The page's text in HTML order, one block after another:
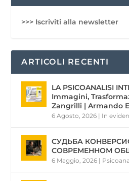
>>> Iscriviti alla newsletter
ARTICOLI RECENTI
LA PSICOANALISI
Immagini,
Zangrilli | Armando
6 Agosto, 2026 | In
СУДЬБА
СОВРЕМЕННОМ
6 Maggio, 2026 |